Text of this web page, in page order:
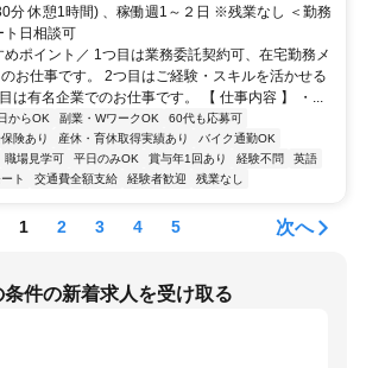
分 休憩1時間) 、稼働週1～２日 ※残業なし ＜勤務
ト日相談可
ポイント／ 1つ目は業務委託契約可、在宅勤務メ
お仕事です。 2つ目はご経験・スキルを活かせる
は有名企業でのお仕事です。 【 仕事内容 】 ・...
からOK 副業・WワークOK
60代も応募可
険あり 産休・育休取得実績あり
バイク通勤OK
職場見学可 平日のみOK 賞与年1回あり 経験不問
英語
ト 交通費全額支給 経験者歓迎 残業なし
1 2 3 4 5 次へ
条件の新着求人を受け取る